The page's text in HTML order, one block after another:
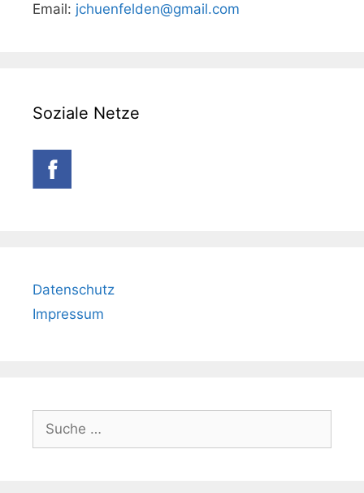
Email: jchuenfelden@gmail.com
Soziale Netze
Datenschutz
Impressum
Suche
nach: